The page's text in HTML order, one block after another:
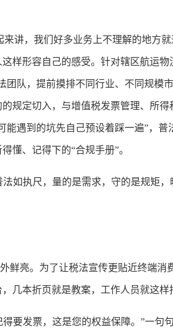
，我们好多业务上不理解的地方就
样形容自己的感受。针对辖区航运
团队，提前摸排不同行业、不同规模
规定切入，与增值税发票管理、所
遇到的坑先自己预设着踩一遍”，
懂、记得下的“合规手册”。
如执尺，量的是需求，守的是规矩，
亮。为了让税法宣传更贴近终端消
几本折页就是教案，工作人员就这样
要发票，这是您的权益保障。”一句